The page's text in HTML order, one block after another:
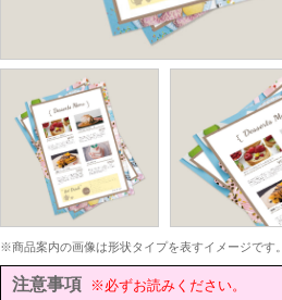
※商品案内の画像は形状タイプを表すイメージです。
注意事項 ※必ずお読みください。